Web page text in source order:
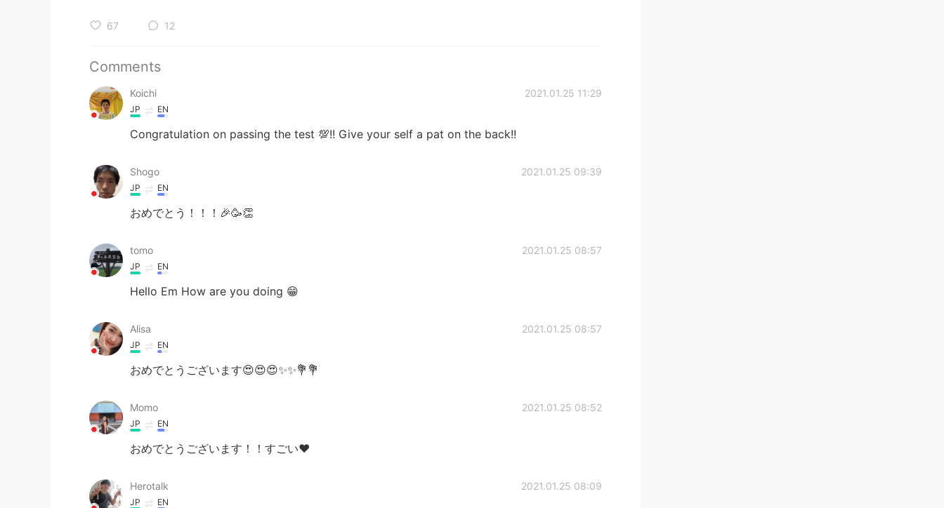
67 12
Comments
Koichi 2021.01.25 11:29
JP EN
Congratulation on passing the test 💯!! Give your self a pat on the back!!
Shogo 2021.01.25 09:39
JP EN
おめでとう！！！🎉🥳👏
tomo 2021.01.25 08:57
JP EN
Hello Em How are you doing 😁
Alisa 2021.01.25 08:57
JP EN
おめでとうございます😍😍😍✨✨💐💐
Momo 2021.01.25 08:52
JP EN
おめでとうございます！！すごい❤
Herotalk 2021.01.25 08:09
JP EN